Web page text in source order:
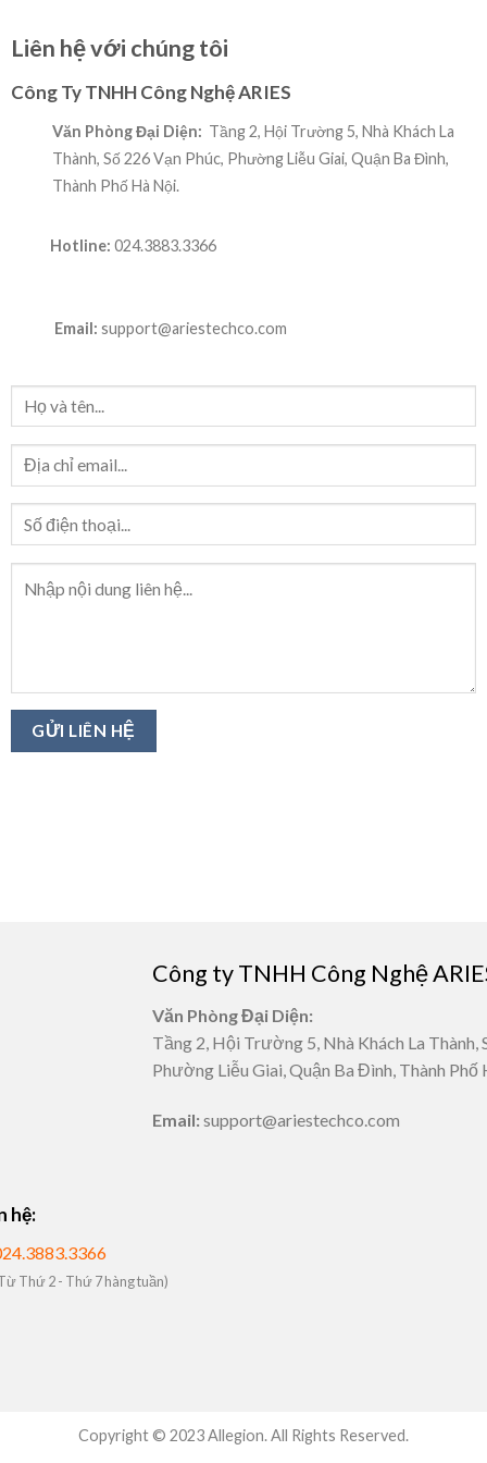
Liên hệ với chúng tôi
Công Ty TNHH Công Nghệ ARIES
Văn Phòng Đại Diện: Tầng 2, Hội Trường 5, Nhà Khách La
Thành, Số 226 Vạn Phúc, Phường Liễu Giai, Quận Ba Đình,
Thành Phố Hà Nội.
Hotline: 024.3883.3366
Email: support@ariestechco.com
Công ty TNHH Công Nghệ
Văn Phòng Đại Diện:
Tầng 2, Hội Trường 5, Nhà Khách La Thành,
Phường Liễu Giai, Quận Ba Đình, Thành Phố
Email: support@ariestechco.com
hệ:
Thứ 2 - Thứ 7 hàng tuần)
Copyright © 2023 Allegion. All Rights Reserved.